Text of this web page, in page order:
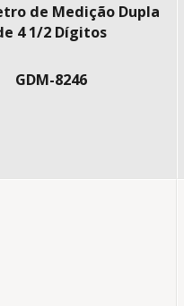
de Medição Dupla
4 1/2 Dígitos
GDM-8246